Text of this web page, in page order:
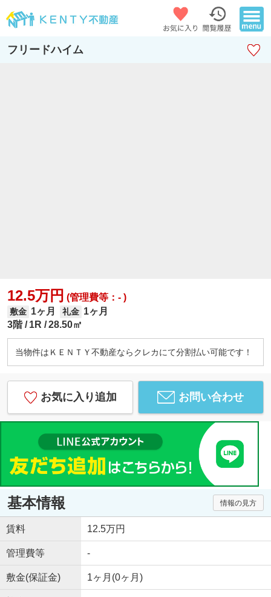
ＫＥＮＴＹ不動産 蒲田本店
フリードハイム
12.5万円 (管理費等：- )
敷金 1ヶ月 礼金 1ヶ月
3階
1R 28.50㎡
当物件はＫＥＮＴＹ不動産ならクレカにて分割払い可能です！
お気に入り追加 お問い合わせ
基本情報 情報の見方
賃料 12.5万円
管理費等 -
敷金(保証金) 1ヶ月(0ヶ月)